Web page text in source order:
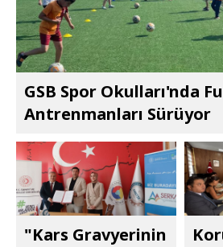
GSB Spor Okulları'nda
Antrenmanları Sürüyor
"Kars Gravyerinin